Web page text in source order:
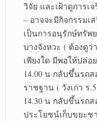
วิจัย และเฝ้าดูการเ
– อาจจะมีกิจกรรม
เป็นการอนุรักษ์ทรัพ
บางจังหวะ ( ต้องดู
เพียงใด มีพอให้ปล่อ
14.00 น กลับขึ้นรถ
ราชฐาน ( วังเก่า ร
14.30 น กลับขึ้นรถ
ประโยชน์เก็บขยะช